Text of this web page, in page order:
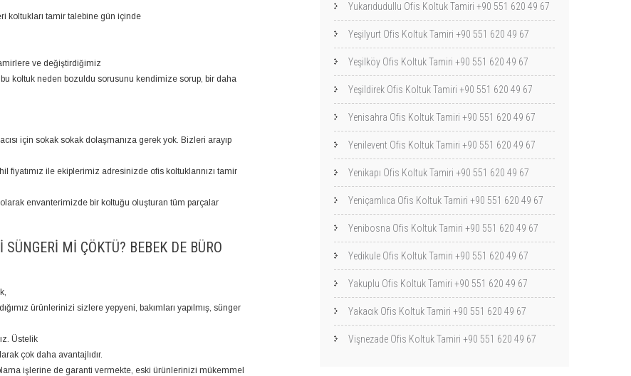
koltukları tamir talebine gün içinde
ve değiştirdiğimiz
koltuk neden bozuldu sorusunu kendimize sorup, bir daha
için sokak sokak dolaşmanıza gerek yok. Bizleri arayıp
fiyatımız ile ekiplerimiz adresinizde ofis koltuklarınızı tamir
olarak envanterimizde bir koltuğu oluşturan tüm parçalar
MI ÇÖKTÜ? BEBEK DE BÜRO
ürünlerinizi sizlere yepyeni, bakımları yapılmış, sünger
Üstelik
çok daha avantajlıdır.
işlerine de garanti vermekte, eski ürünlerinizi mükemmel
Yukarıdudullu Ofis Koltuk Tamiri +90 551 620 49 67
Yeşilyurt Ofis Koltuk Tamiri +90 551 620 49 67
Yeşilköy Ofis Koltuk Tamiri +90 551 620 49 67
Yeşildirek Ofis Koltuk Tamiri +90 551 620 49 67
Yenisahra Ofis Koltuk Tamiri +90 551 620 49 67
Yenilevent Ofis Koltuk Tamiri +90 551 620 49 67
Yenikapı Ofis Koltuk Tamiri +90 551 620 49 67
Yeniçamlıca Ofis Koltuk Tamiri +90 551 620 49 67
Yenibosna Ofis Koltuk Tamiri +90 551 620 49 67
Yedikule Ofis Koltuk Tamiri +90 551 620 49 67
Yakuplu Ofis Koltuk Tamiri +90 551 620 49 67
Yakacık Ofis Koltuk Tamiri +90 551 620 49 67
Vişnezade Ofis Koltuk Tamiri +90 551 620 49 67